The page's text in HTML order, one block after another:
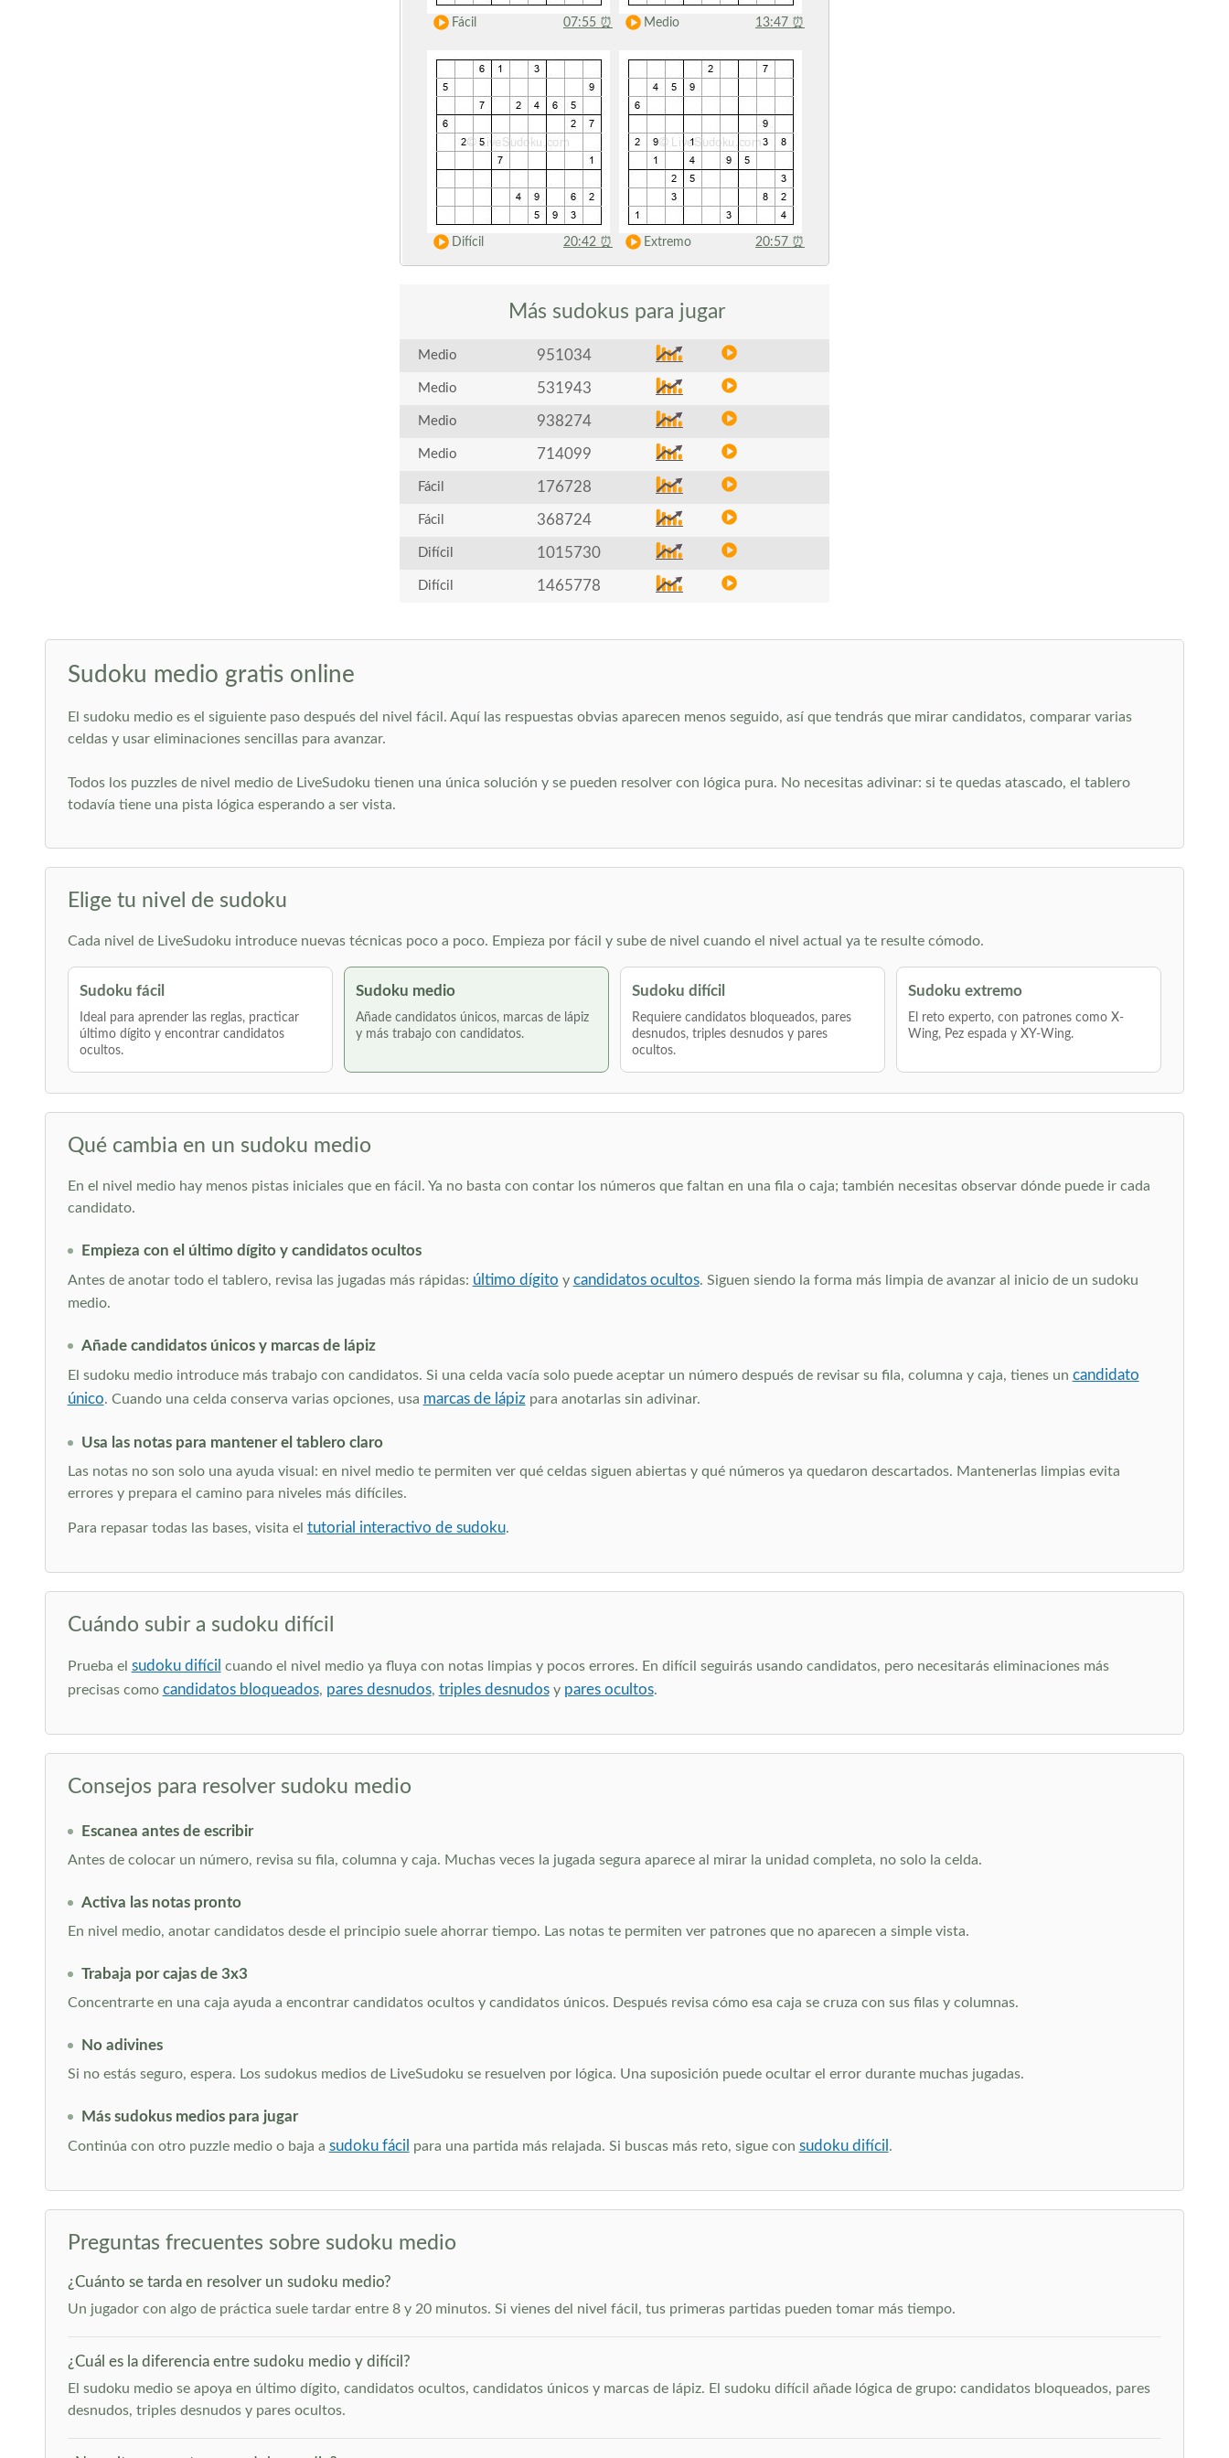
Fácil 07:55 ⏰ Medio 13:47 ⏰
Difícil 20:42 ⏰ Extremo 20:57 ⏰
Más sudokus para jugar
Medio 951034
Medio 531943
Medio 938274
Medio 714099
Fácil 176728
Fácil 368724
Difícil 1015730
Difícil 1465778
Sudoku medio gratis online
El sudoku medio es el siguiente paso después del nivel fácil. Aquí las respuestas obvias aparecen menos seguido, así que tendrás que mirar candidatos, comparar varias
celdas y usar eliminaciones sencillas para avanzar.
Todos los puzzles de nivel medio de LiveSudoku tienen una única solución y se pueden resolver con lógica pura. No necesitas adivinar: si te quedas atascado, el tablero
todavía tiene una pista lógica esperando a ser vista.
Elige tu nivel de sudoku
Cada nivel de LiveSudoku introduce nuevas técnicas poco a poco. Empieza por fácil y sube de nivel cuando el nivel actual ya te resulte cómodo.
Sudoku fácil
Ideal para aprender las reglas, practicar
último dígito y encontrar candidatos
ocultos.
Sudoku medio
Añade candidatos únicos, marcas de lápiz
y más trabajo con candidatos.
Sudoku difícil
Requiere candidatos bloqueados, pares
desnudos, triples desnudos y pares
ocultos.
Sudoku extremo
El reto experto, con patrones como X-
Wing, Pez espada y XY-Wing.
Qué cambia en un sudoku medio
En el nivel medio hay menos pistas iniciales que en fácil. Ya no basta con contar los números que faltan en una fila o caja; también necesitas observar dónde puede ir cada
candidato.
Empieza con el último dígito y candidatos ocultos
Antes de anotar todo el tablero, revisa las jugadas más rápidas: último dígito y candidatos ocultos. Siguen siendo la forma más limpia de avanzar al inicio de un sudoku
medio.
Añade candidatos únicos y marcas de lápiz
El sudoku medio introduce más trabajo con candidatos. Si una celda vacía solo puede aceptar un número después de revisar su fila, columna y caja, tienes un candidato
único. Cuando una celda conserva varias opciones, usa marcas de lápizpara anotarlas sin adivinar.
Usa las notas para mantener el tablero claro
Las notas no son solo una ayuda visual: en nivel medio te permiten ver qué celdas siguen abiertas y qué números ya quedaron descartados. Mantenerlas limpias evita
errores y prepara el camino para niveles más difíciles.
Para repasar todas las bases, visita el tutorial interactivo de sudoku.
Cuándo subir a sudoku difícil
Prueba el sudoku difícil cuando el nivel medio ya fluya con notas limpias y pocos errores. En difícil seguirás usando candidatos, pero necesitarás eliminaciones más
precisas como candidatos bloqueados, pares desnudos, triples desnudosy pares ocultos.
Consejos para resolver sudoku medio
Escanea antes de escribir
Antes de colocar un número, revisa su fila, columna y caja. Muchas veces la jugada segura aparece al mirar la unidad completa, no solo la celda.
Activa las notas pronto
En nivel medio, anotar candidatos desde el principio suele ahorrar tiempo. Las notas te permiten ver patrones que no aparecen a simple vista.
Trabaja por cajas de 3x3
Concentrarte en una caja ayuda a encontrar candidatos ocultos y candidatos únicos. Después revisa cómo esa caja se cruza con sus filas y columnas.
No adivines
Si no estás seguro, espera. Los sudokus medios de LiveSudoku se resuelven por lógica. Una suposición puede ocultar el error durante muchas jugadas.
Más sudokus medios para jugar
Continúa con otro puzzle medio o baja a sudoku fácil para una partida más relajada. Si buscas más reto, sigue con sudoku difícil .
Preguntas frecuentes sobre sudoku medio
¿Cuánto se tarda en resolver un sudoku medio?
Un jugador con algo de práctica suele tardar entre 8 y 20 minutos. Si vienes del nivel fácil, tus primeras partidas pueden tomar más tiempo.
¿Cuál es la diferencia entre sudoku medio y difícil?
El sudoku medio se apoya en último dígito, candidatos ocultos, candidatos únicos y marcas de lápiz. El sudoku difícil añade lógica de grupo: candidatos bloqueados, pares
desnudos, triples desnudos y pares ocultos.